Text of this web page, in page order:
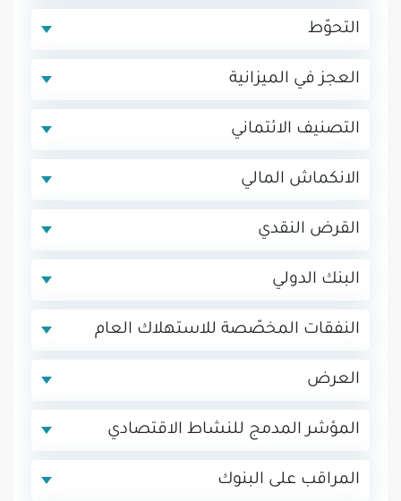
التحوّط
العجز في الميزانية
التصنيف الائتماني
الانكماش المالي
القرض النقدي
البنك الدولي
النفقات المخصّصة للاستهلاك العام
العرض
المؤشر المدمج للنشاط الاقتصادي
المراقب على البنوك